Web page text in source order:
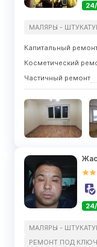
МАЛЯРЫ -
Капитальный
Косметический
Частичный ремонт
МАЛЯРЫ -
РЕМОНТ ПОД КЛЮЧ